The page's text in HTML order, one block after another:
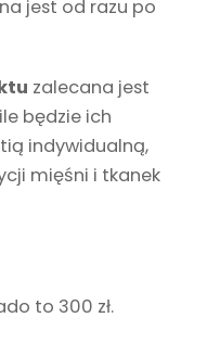
jest od razu po
zalecana jest
będzie ich
indywidualną,
mięśni i tkanek
to 300 zł.